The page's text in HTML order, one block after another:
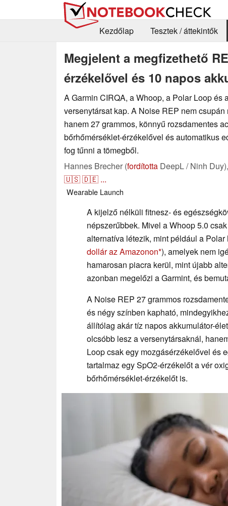
Kezdőlap
Tesztek / áttekintők
Megjelent a megfizethető
érzékelővel és 10 napos
A Garmin CIRQA, a Whoop, a Polar Loop és
versenytársat kap. A Noise REP nem csupán
hanem 27 grammos, könnyű rozsdamentes
bőrhőmérséklet-érzékelővel és automatikus
fog tűnni a tömegből.
Hannes Brecher (fordította DeepL / Ninh Duy),
🇺🇸🇩🇪 ...
Wearable Launch
A kijelző nélküli fitnesz- és
népszerűbbek. Mivel a Whoop 5.0
alternatíva létezik, mint például a
dollár az Amazonon ), amelyek nem
hamarosan piacra kerül, mint újabb
azonban megelőzi a Garmint, és
A Noise REP 27 grammos
és négy színben kapható,
állítólag akár tíz napos akkumulátor-
olcsóbb lesz a versenytársaknál,
Loop csak egy mozgásérzékelővel és
tartalmaz egy SpO2-érzékelőt a vér
bőrhőmérséklet-érzékelőt is.